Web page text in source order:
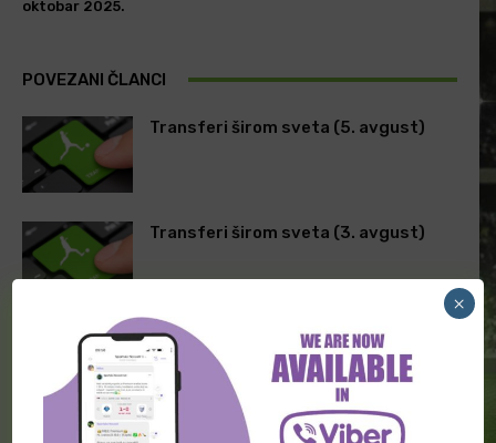
oktobar 2025.
POVEZANI ČLANCI
Transferi širom sveta (5. avgust)
Transferi širom sveta (3. avgust)
Transferi širom sveta (2. avgust)
×